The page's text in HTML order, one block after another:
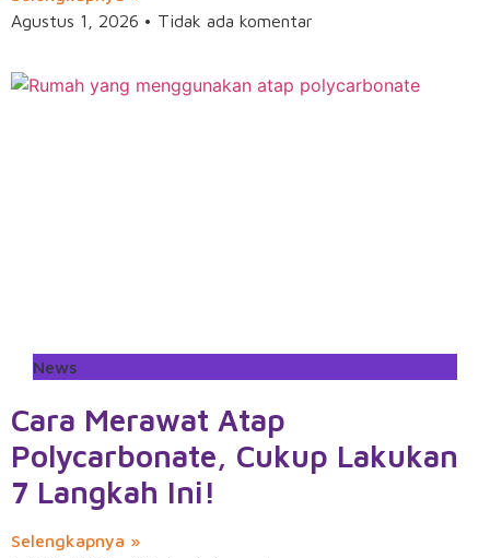
Agustus 1, 2026
Tidak ada komentar
News
Cara Merawat Atap
Polycarbonate, Cukup Lakukan
7 Langkah Ini!
Selengkapnya »